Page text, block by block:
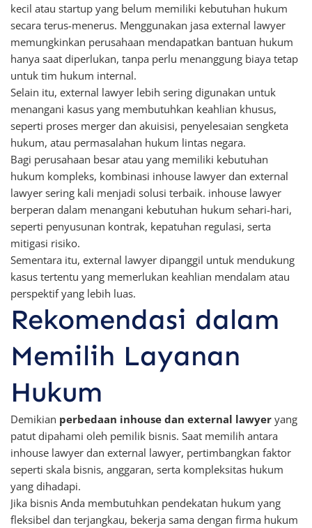
kecil atau startup yang belum memiliki kebutuhan hukum
secara terus-menerus. Menggunakan jasa external lawyer
memungkinkan perusahaan mendapatkan bantuan hukum
hanya saat diperlukan, tanpa perlu menanggung biaya tetap
untuk tim hukum internal.
Selain itu, external lawyer lebih sering digunakan untuk
menangani kasus yang membutuhkan keahlian khusus,
seperti proses merger dan akuisisi, penyelesaian sengketa
hukum, atau permasalahan hukum lintas negara.
Bagi perusahaan besar atau yang memiliki kebutuhan
hukum kompleks, kombinasi inhouse lawyer dan external
lawyer sering kali menjadi solusi terbaik. inhouse lawyer
berperan dalam menangani kebutuhan hukum sehari-hari,
seperti penyusunan kontrak, kepatuhan regulasi, serta
mitigasi risiko.
Sementara itu, external lawyer dipanggil untuk mendukung
kasus tertentu yang memerlukan keahlian mendalam atau
perspektif yang lebih luas.
Rekomendasi dalam
Memilih Layanan
Hukum
Demikian perbedaan inhouse dan external lawyer yang
patut dipahami oleh pemilik bisnis. Saat memilih antara
inhouse lawyer dan external lawyer, pertimbangkan faktor
seperti skala bisnis, anggaran, serta kompleksitas hukum
yang dihadapi.
Jika bisnis Anda membutuhkan pendekatan hukum yang
fleksibel dan terjangkau, bekerja sama dengan firma hukum